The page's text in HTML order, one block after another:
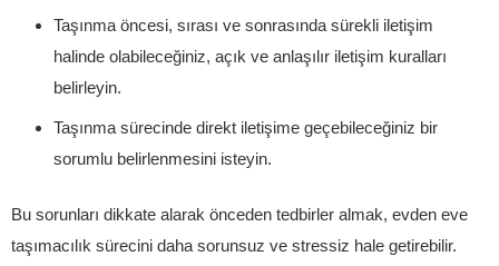
Taşınma öncesi, sırası ve sonrasında sürekli iletişim
halinde olabileceğiniz, açık ve anlaşılır iletişim kuralları
belirleyin.
Taşınma sürecinde direkt iletişime geçebileceğiniz bir
sorumlu belirlenmesini isteyin.
Bu sorunları dikkate alarak önceden tedbirler almak, evden eve
taşımacılık sürecini daha sorunsuz ve stressiz hale getirebilir.